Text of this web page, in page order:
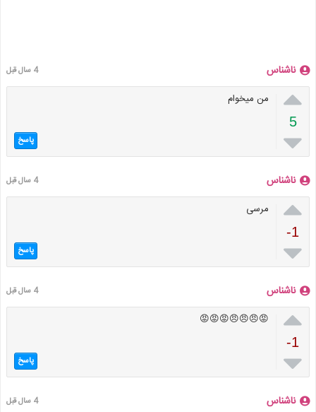
ناشناس 4 سال قبل

5

من میخوام
پاسخ
ناشناس 4 سال قبل

-1

مرسی
پاسخ
ناشناس 4 سال قبل

-1

😡😠😠😠😡😡😡
پاسخ
ناشناس 4 سال قبل